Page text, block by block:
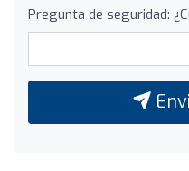
Pregunta de seguridad: